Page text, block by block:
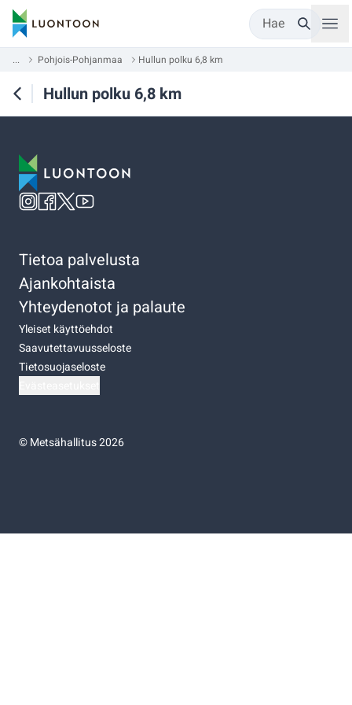
Hae
... Pohjois-Pohjanmaa Hullun polku 6,8 km
Hullun polku 6,8 km
Tietoa palvelusta
Ajankohtaista
Yhteydenotot ja palaute
Yleiset käyttöehdot
Saavutettavuusseloste
Tietosuojaseloste
©Metsähallitus 2026